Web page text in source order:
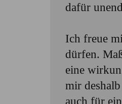
dafür
Ich freue
dürfen.
eine
mir
auch für